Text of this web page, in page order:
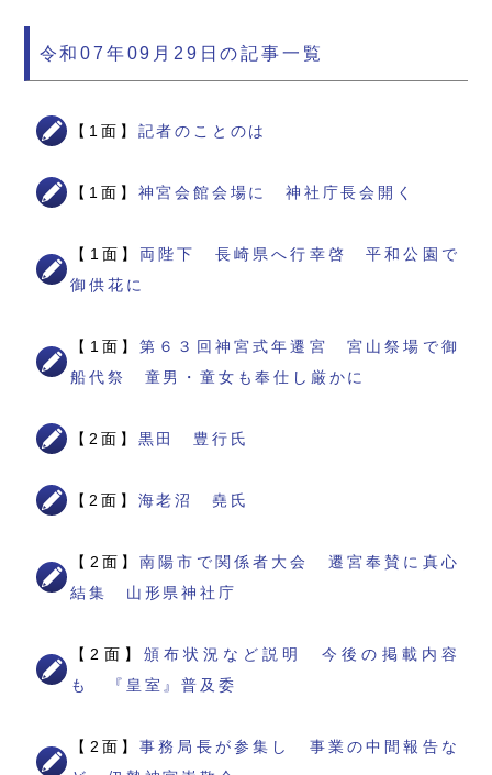
令和07年09月29日の記事一覧
【1面】 記者のことのは
【1面】 神宮会館会場に 神社庁長会開く
【1面】 両陛下 長崎県へ行幸啓 平和公園で
御供花に
【1面】第６３回神宮式年遷宮 宮山祭場で御
船代祭 童男・童女も奉仕し厳かに
【2面】 黒田 豊行氏
【2面】 海老沼 堯氏
【2面】南陽市で関係者大会 遷宮奉賛に真心
結集 山形県神社庁
【2面】 頒布状況など説明 今後の掲載内容
も 『皇室』普及委
【2面】事務局長が参集し 事業の中間報告な